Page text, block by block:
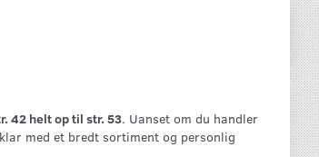
42 helt op til str. 53. Uanset om du handler
med et bredt sortiment og personlig